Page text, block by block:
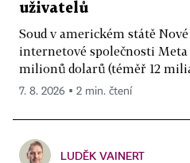
uživatelů
Soud v americkém státě
internetové společnosti
milionů dolarů (téměř 12
7. 8. 2026 ▪ 2 min. čtení
LUDĚK VAINERT